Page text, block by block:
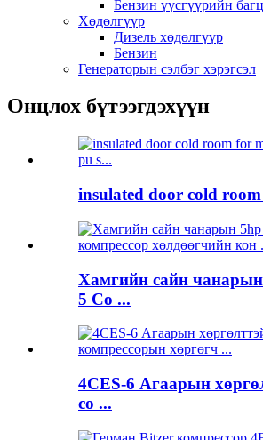
Бензин үүсгүүрийн багц
Хөдөлгүүр
Дизель хөдөлгүүр
Бензин
Генераторын сэлбэг хэрэгсэл
Онцлох бүтээгдэхүүн
insulated door cold
Хамгийн сайн
5 Co ...
4CES-6 Агаарын
co ...